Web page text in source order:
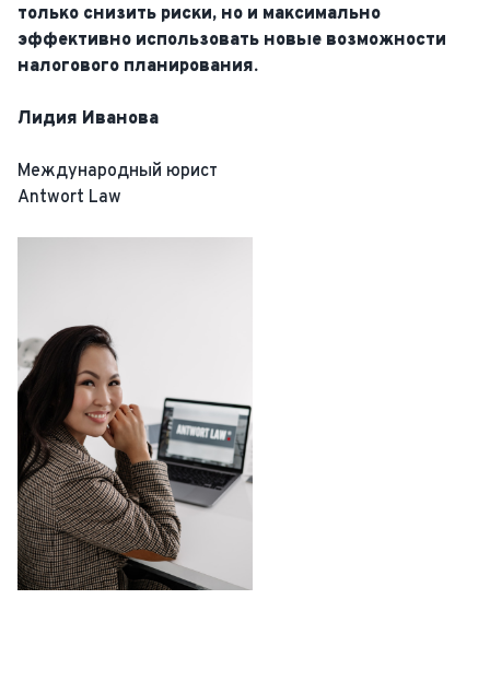
только снизить риски, но и максимально
эффективно использовать новые возможности
налогового планирования.
Лидия Иванова
Международный юрист
Antwort Law